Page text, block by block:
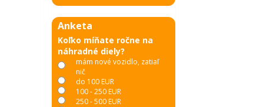
Anketa
Koľko míňate ročne na
náhradné diely?
mám nové vozidlo, zatiaľ
nič
do 100 EUR
100 - 250 EUR
250 - 500 EUR